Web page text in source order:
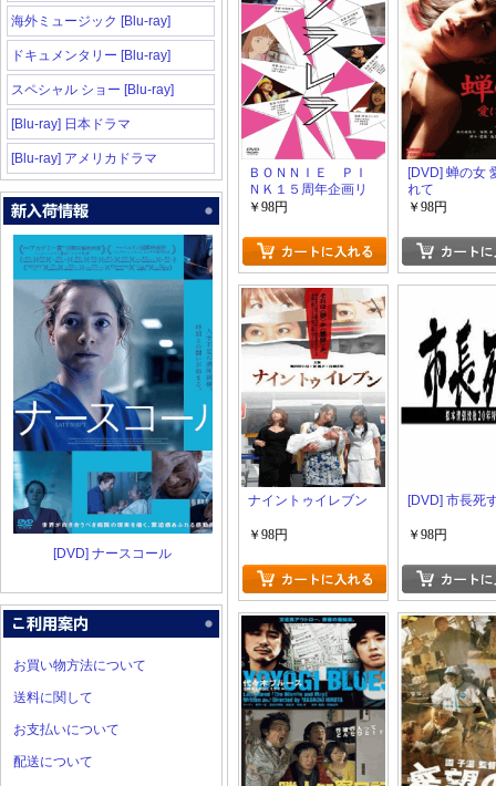
海外ミュージック [Blu-ray]
ドキュメンタリー [Blu-ray]
スペシャル ショー [Blu-ray]
[Blu-ray] 日本ドラマ
[Blu-ray] アメリカドラマ
[DVD] ナースコール
お買い物方法について
送料に関して
お支払いについて
配送について
ＢＯＮＮＩＥ ＰＩ
ＮＫ１５周年企画リ
レー式ショートムー
￥98円
[DVD] 蝉の女
れて
￥98円
ナイントゥイレブン
￥98円
[DVD] 市長死
￥98円